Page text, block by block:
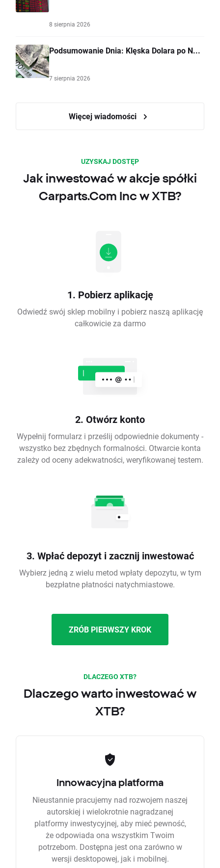
8 sierpnia 2026
Podsumowanie Dnia: Klęska Dolara po N...
7 sierpnia 2026
Więcej wiadomości
UZYSKAJ DOSTĘP
Jak inwestować w akcje spółki
Carparts.Com Inc w XTB?
1. Pobierz aplikację
Odwiedź swój sklep mobilny i pobierz naszą aplikację
całkowicie za darmo
2. Otwórz konto
Wypełnij formularz i prześlij odpowiednie dokumenty -
wszystko bez zbędnych formalności. Otwarcie konta
zależy od oceny adekwatności, weryfikowanej testem.
3. Wpłać depozyt i zacznij inwestować
Wybierz jedną z wielu metod wpłaty depozytu, w tym
bezpłatne płatności natychmiastowe.
ZRÓB PIERWSZY KROK
DLACZEGO XTB?
Dlaczego warto inwestować w
XTB?
Innowacyjna platforma
Nieustannie pracujemy nad rozwojem naszej
autorskiej i wielokrotnie nagradzanej
platformy inwestycyjnej, aby mieć pewność,
że odpowiada ona wszystkim Twoim
potrzebom. Dostępna jest ona zarówno w
wersji desktopowej, jak i mobilnej.